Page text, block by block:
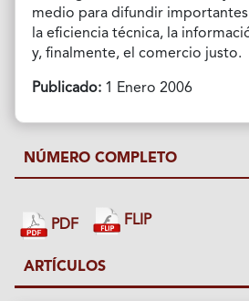
medio para difundir
la eficiencia técnica, la
y, finalmente, el comercio justo.
Publicado:1 Enero 2006
NÚMERO COMPLETO
PDF FLIP
ARTÍCULOS